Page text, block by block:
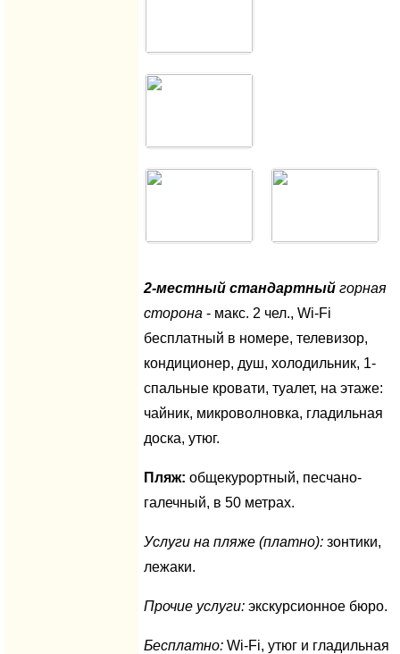
2-местный стандартный горная
сторона - макс. 2 чел., Wi-Fi
бесплатный в номере, телевизор,
кондиционер, душ, холодильник, 1-
спальные кровати, туалет, на этаже:
чайник, микроволновка, гладильная
доска, утюг.
Пляж: общекурортный, песчано-
галечный, в 50 метрах.
Услуги на пляже (платно): зонтики,
лежаки.
Прочие услуги: экскурсионное бюро.
Бесплатно: Wi-Fi, утюг и гладильная